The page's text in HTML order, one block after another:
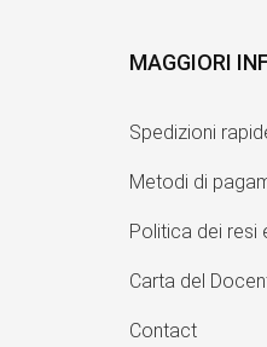
MAGGIORI
Spedizioni
Metodi di
Politica dei resi
Carta del
Contact